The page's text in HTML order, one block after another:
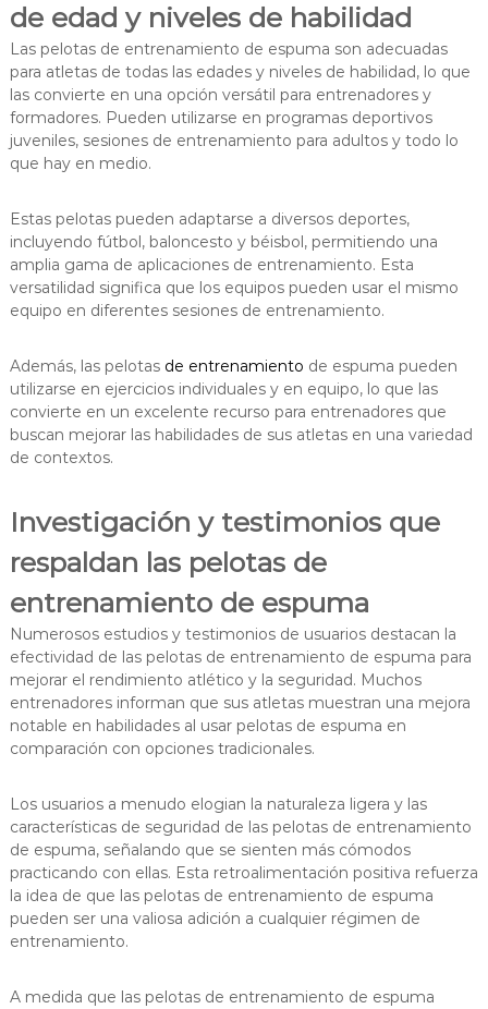
de edad y niveles de habilidad
Las pelotas de entrenamiento de espuma son adecuadas
para atletas de todas las edades y niveles de habilidad, lo que
las convierte en una opción versátil para entrenadores y
formadores. Pueden utilizarse en programas deportivos
juveniles, sesiones de entrenamiento para adultos y todo lo
que hay en medio.
Estas pelotas pueden adaptarse a diversos deportes,
incluyendo fútbol, baloncesto y béisbol, permitiendo una
amplia gama de aplicaciones de entrenamiento. Esta
versatilidad significa que los equipos pueden usar el mismo
equipo en diferentes sesiones de entrenamiento.
Además, las pelotas de entrenamiento de espuma pueden
utilizarse en ejercicios individuales y en equipo, lo que las
convierte en un excelente recurso para entrenadores que
buscan mejorar las habilidades de sus atletas en una variedad
de contextos.
Investigación y testimonios que
respaldan las pelotas de
entrenamiento de espuma
Numerosos estudios y testimonios de usuarios destacan la
efectividad de las pelotas de entrenamiento de espuma para
mejorar el rendimiento atlético y la seguridad. Muchos
entrenadores informan que sus atletas muestran una mejora
notable en habilidades al usar pelotas de espuma en
comparación con opciones tradicionales.
Los usuarios a menudo elogian la naturaleza ligera y las
características de seguridad de las pelotas de entrenamiento
de espuma, señalando que se sienten más cómodos
practicando con ellas. Esta retroalimentación positiva refuerza
la idea de que las pelotas de entrenamiento de espuma
pueden ser una valiosa adición a cualquier régimen de
entrenamiento.
A medida que las pelotas de entrenamiento de espuma